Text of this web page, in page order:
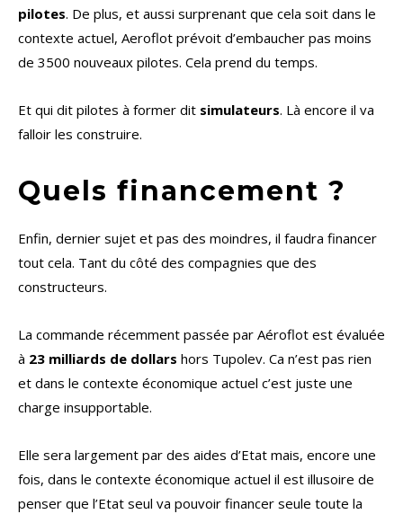
pilotes. De plus, et aussi surprenant que cela soit dans le
contexte actuel, Aeroflot prévoit d’embaucher pas moins
de 3500 nouveaux pilotes. Cela prend du temps.
Et qui dit pilotes à former dit simulateurs. Là encore il va
falloir les construire.
Quels financement ?
Enfin, dernier sujet et pas des moindres, il faudra financer
tout cela. Tant du côté des compagnies que des
constructeurs.
La commande récemment passée par Aéroflot est évaluée
à 23 milliards de dollars hors Tupolev. Ca n’est pas rien
et dans le contexte économique actuel c’est juste une
charge insupportable.
Elle sera largement par des aides d’Etat mais, encore une
fois, dans le contexte économique actuel il est illusoire de
penser que l’Etat seul va pouvoir financer seule toute la